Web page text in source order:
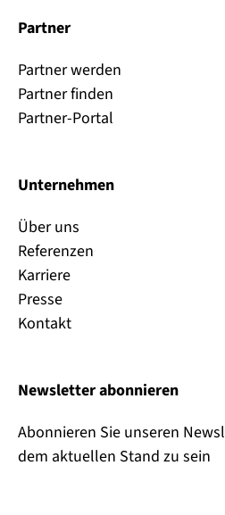
Partner
Partner werden
Partner finden
Partner-Portal
Unternehmen
Über uns
Referenzen
Karriere
Presse
Kontakt
Newsletter abonnieren
Abonnieren Sie unseren
dem aktuellen Stand zu sein